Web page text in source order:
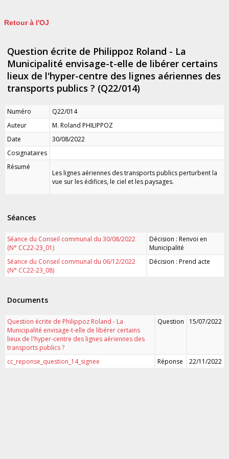
Retour à l'OJ
Question écrite de Philippoz Roland - La
Municipalité envisage-t-elle de libérer certains
lieux de l'hyper-centre des lignes aériennes des
transports publics ? (Q22/014)
Numéro
Q22/014
Auteur
M. Roland PHILIPPOZ
Date
30/08/2022
Cosignataires
Résumé
Les lignes aériennes des transports publics perturbent la
vue sur les édifices, le ciel et les paysages.
Séances
Séance du Conseil communal du 30/08/2022
(N° CC22-23_01)
Décision : Renvoi en
Municipalité
Séance du Conseil communal du 06/12/2022
(N° CC22-23_08)
Décision : Prend acte
Documents
Question écrite de Philippoz Roland - La
Municipalité envisage-t-elle de libérer certains
lieux de l'hyper-centre des lignes aériennes des
transports publics ?
Question 15/07/2022
cc_reponse_question_14_signee Réponse 22/11/2022